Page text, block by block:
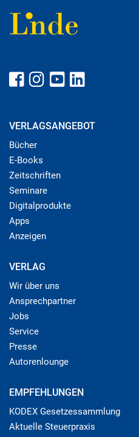
VERLAGSANGEBOT
Bücher
E-Books
Zeitschriften
Seminare
Digitalprodukte
Apps
Anzeigen
VERLAG
Wir über uns
Ansprechpartner
Jobs
Service
Presse
Autorenlounge
EMPFEHLUNGEN
KODEX Gesetzessammlung
Aktuelle Steuerpraxis